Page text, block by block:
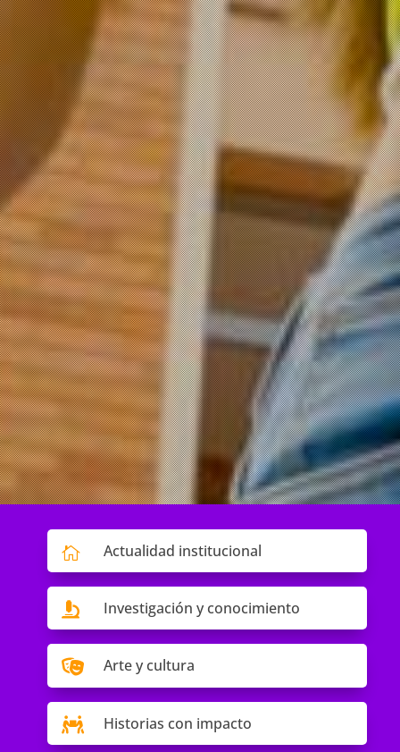
 Actualidad institucional
 Investigación y conocimiento
 Arte y cultura
 Historias con impacto